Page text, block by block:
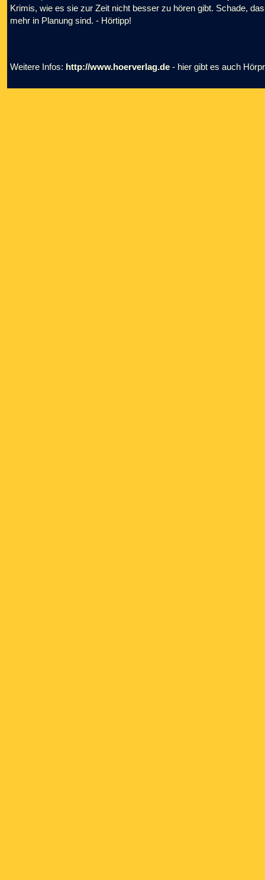
Krimis, wie es sie zur Zeit nicht besser zu hören gibt. Schade,
mehr in Planung sind. - Hörtipp!
Weitere Infos: http://www.hoerverlag.de - hier gibt es auch